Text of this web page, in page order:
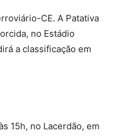
CE. A Patativa
no Estádio
a classificação em
15h, no Lacerdão, em